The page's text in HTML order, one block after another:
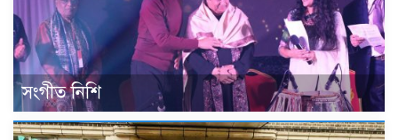
সংগীত নিশি